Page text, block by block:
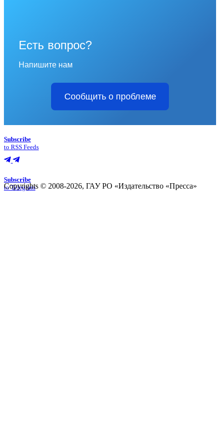
Есть вопрос?
Напишите нам
Сообщить о проблеме
Subscribe
to RSS Feeds
Subscribe
to Telegram
Copyrights © 2008-2026, ГАУ РО «Издательство «Пресса»